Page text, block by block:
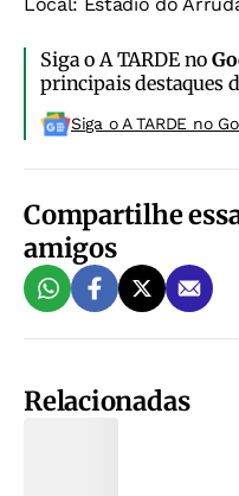
Siga o A TARDE no
principais destaques
Siga o A TARDE no
Compartilhe
amigos
Relacionadas